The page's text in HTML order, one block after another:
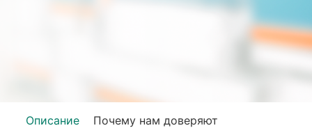
Описание Почему нам доверяют